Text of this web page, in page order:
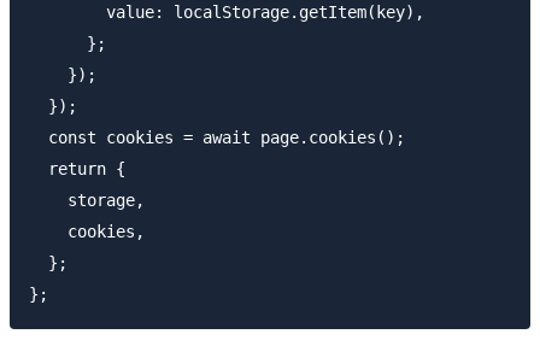
        value: localStorage.getItem(key),
      };
    });
  });
  const cookies = await page.cookies();
  return {
    storage,
    cookies,
  };